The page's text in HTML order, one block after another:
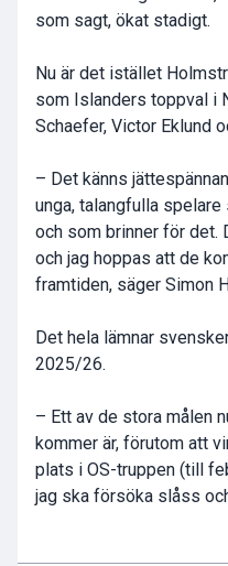
som sagt, ökat stadigt.
Nu är det istället
som Islanders toppval i
Schaefer, Victor Eklund
– Det känns
unga, talangfulla
och som brinner för det.
och jag hoppas att de
framtiden, säger Simon
Det hela lämnar
2025/26.
– Ett av de stora målen
kommer är, förutom att
plats i OS-truppen (till
jag ska försöka slåss